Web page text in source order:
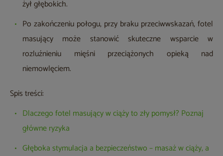
żył głębokich.
Po zakończeniu połogu, przy braku przeciwwskazań, fotel
masujący może stanowić skuteczne wsparcie w
rozluźnieniu mięśni przeciążonych opieką nad
niemowlęciem.
Spis treści:
Dlaczego fotel masujący w ciąży to zły pomysł? Poznaj
główne ryzyka
Głęboka stymulacja a bezpieczeństwo – masaż w ciąży, a